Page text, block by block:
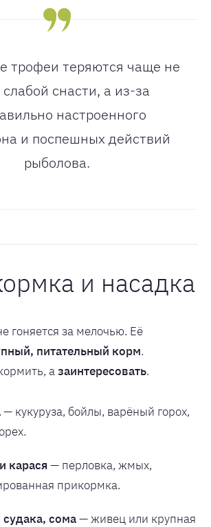
трофеи теряются чаще не
снасти, а из-за
настроенного
и поспешных действий
рыболова.
и насадка
гоняется за мелочью. Её
питательный корм.
азаинтересовать.
— кукуруза, бойлы, варёный горох,
карася— перловка, жмых,
прикормка.
сома— живец или крупная